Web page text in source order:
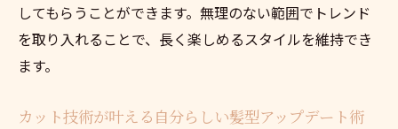
扱いやすい髪型へ導くカット選びの工夫
夫
してもらうことができます。無理のない範囲でトレンド
を取り入れることで、長く楽しめるスタイルを維持でき
ます。
カット技術が叶える自分らしい髪型アップデート術